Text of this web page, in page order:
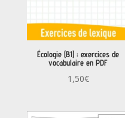
Écologie (B1) : exercices de
vocabulaire en PDF
1,50€